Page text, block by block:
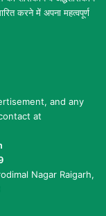
करने में अपना महत्वपूर्ण
and any
at
Nagar Raigarh,